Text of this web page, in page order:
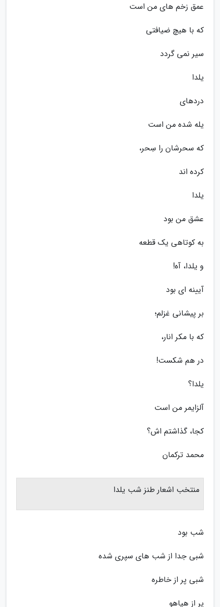
عمق زخم های من است
که با هیچ ضیافتی
سیر نمی گردد
یلدا
دردهای
یله شده من است
که سحرشان را سِحر،
کرده اند
یلدا
عشق من بود
به کوتاهی یک قطعه
و یلدا، آه!
آیینه ای بود
بر پیشانی غزلم؛
که با مکر انار،
در هم شکست!
یلدا؟
آلزایمر من است
کجا، گذاشتم اش؟
محمد ترکمان
منتخب اشعار طنز شب یلدا
شب بود
شبی جدا از شب های سپری شده
شبی پر از خاطره
پر از هیاهو